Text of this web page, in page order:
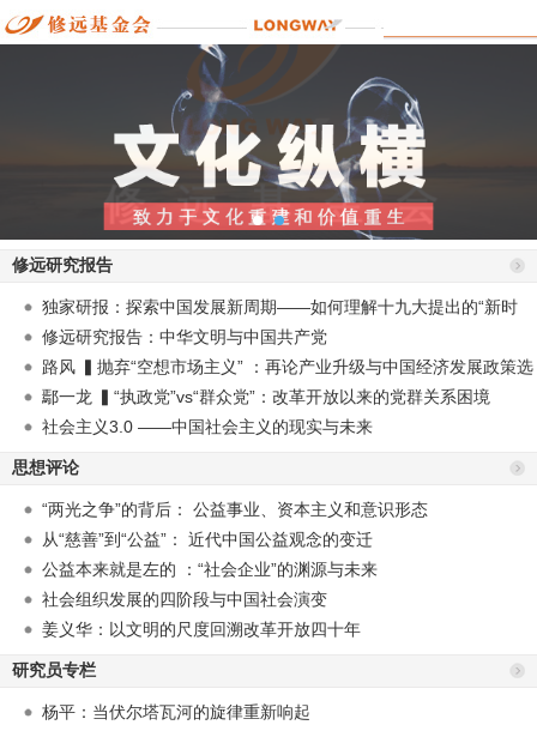
修远研究报告
独家研报：探索中国发展新周期——如何理解十九大提出的“新时
代”？
修远研究报告：中华文明与中国共产党
路风 ▍抛弃“空想市场主义” ：再论产业升级与中国经济发展政策选
择
鄢一龙 ▍“执政党”vs“群众党”：改革开放以来的党群关系困境
社会主义3.0 ——中国社会主义的现实与未来
思想评论
“两光之争”的背后： 公益事业、资本主义和意识形态
从“慈善”到“公益”： 近代中国公益观念的变迁
公益本来就是左的 ：“社会企业”的渊源与未来
社会组织发展的四阶段与中国社会演变
姜义华：以文明的尺度回溯改革开放四十年
研究员专栏
杨平：当伏尔塔瓦河的旋律重新响起